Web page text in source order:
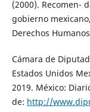
(2000). Recomen-
gobierno
Derechos
Cámara de
Estados Unidos
2019. México:
de: http://